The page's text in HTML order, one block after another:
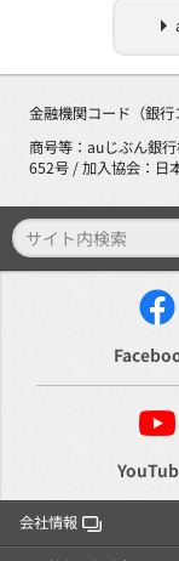
金融機関コード（銀
商号等：auじぶん銀行株式会社 / 登録金融機関：
652号 / 加入協
会社情報